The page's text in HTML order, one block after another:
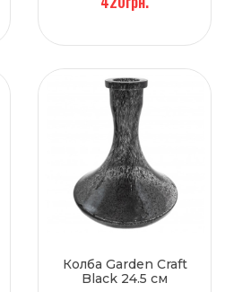
Колба Garden Craft
Black 24.5 см